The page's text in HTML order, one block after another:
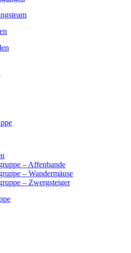
– Affenbande
– Wandermäuse
– Zwergsteiger